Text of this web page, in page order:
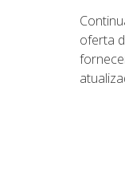
oferta